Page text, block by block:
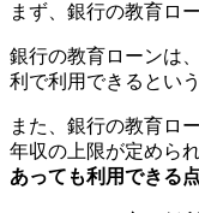
まず、銀行の教育ロ
銀行の教育ローンは
利で利用できるとい
また、銀行の教育ロ
年収の上限が定めら
あっても利用できる